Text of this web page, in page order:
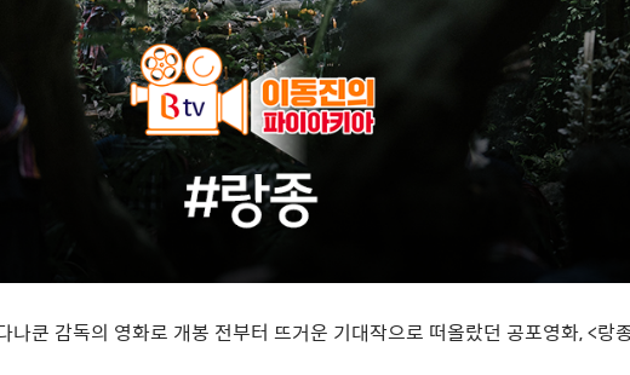
나쿤 감독의 영화로 개봉 전부터 뜨거운 기대작으로 떠올랐던 공포영화, <랑